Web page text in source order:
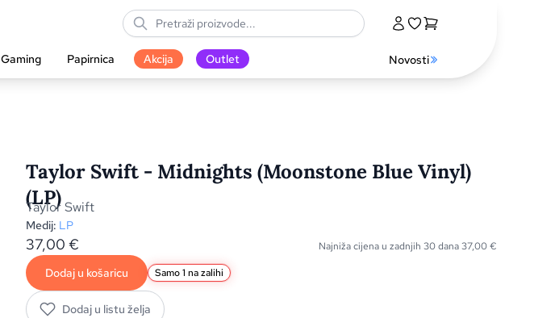
Gaming Papirnica Akcija Outlet Novosti
Taylor Swift - Midnights (Moonstone Blue Vinyl)
(LP)
Taylor Swift
Medij: LP
37,00 € Najniža cijena u zadnjih 30 dana37,00€
Dodaj u košaricu Samo 1 na zalihi
Dodaj u listu želja